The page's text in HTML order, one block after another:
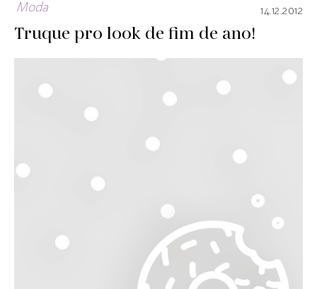
Moda 14.12.2012
Truque pro look de fim de ano!